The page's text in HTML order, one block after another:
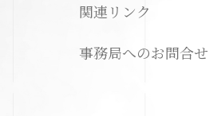
関連リンク
事務局へのお問合せ